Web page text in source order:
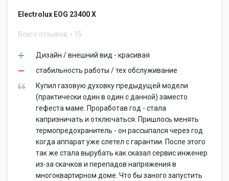
Electrolux EOG 23400 X
Всего отзывов 15
Дизайн / внешний вид - красивая
стабильность работы / тех обслуживание
Купил газовую духовку предыдущей модели
(практически один в один с данной) заместо
гефеста маме. Проработав год - стала
капризничать и отключаться. Пришлось менять
термопредохранитель - он рассыпался через год
когда аппарат уже слетел с гарантии. После этого
так же стала вырубать как сказал сервис инженер
из-за скачков и перепадов напряжения в
многоквартирном доме. Что бы заного запустить